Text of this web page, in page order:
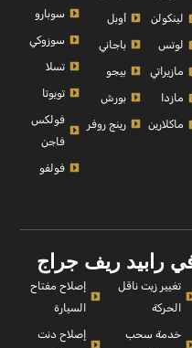
لينكولن
لوتس
مازيراتي
مازدا
ماكلارين
أوبل
باجاني
بيجو
بورش
رينج روفر
سوبارو
سوزوكي
تسلا
تويوتا
فولكس
فاجن
فولفو
رابيد ريف جراج
تغيير زيت ناقل
الحركة
خدمة سحب
إصلاح مفتاح
السيارة
إصلاح دنت